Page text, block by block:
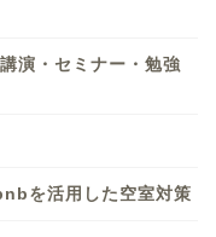
演・セミナー・勉強
を活用した空室対策